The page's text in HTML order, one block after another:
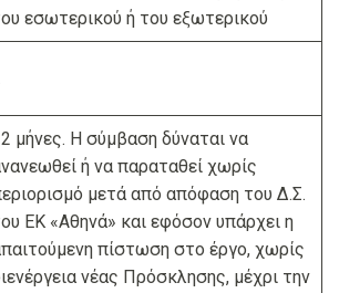
εσωτερικού ή του εξωτερικού
μήνες. Η σύμβαση δύναται να
ή να παραταθεί χωρίς
μετά από απόφαση του Δ.Σ.
ΕΚ «Αθηνά» και εφόσον υπάρχει η
πίστωση στο έργο, χωρίς
νέας Πρόσκλησης, μέχρι την